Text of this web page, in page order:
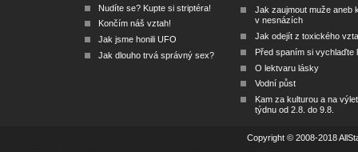
Nudíte se? Kupte si striptéra!
Končím náš vztah!
Jak jsme honili UFO
Jak dlouho trvá správný sex?
Jak zaujmout muže aneb
v nesnázích
Jak odejít z toxického
Před spaním si vychlaďte
O lektvaru lásky
Vodní půst
Kam za kulturou a na
týdnu od 2.8. do 9.8.
Copyright © 2008-2018